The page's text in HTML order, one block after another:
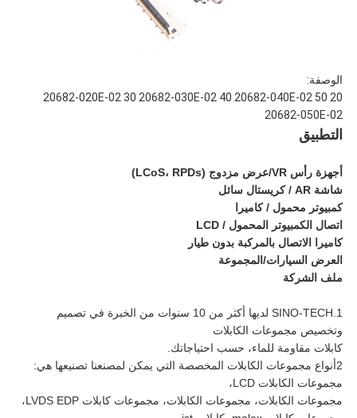
الوصفة:
20 20682-020E-02 30 20682-030E-02 40 20682-040E-02 50
20682-050E-02
التطبيق
أجهزة رأس VR/عرض مزدوج (LCoS، RPDs)
شاشة AR / كريستال سائل
كمبيوتر محمول / كاميرا
اتصال الكمبيوتر المحمول / LCD
كاميرا الاتصال بالمركبة بدون طيار
العرض السيارات/المجموعة
ملف الشركة
1.SINO-TECH لديها أكثر من 10 سنوات من الخبرة في تصميم
وتخصيص مجموعات الكابلات
كابلات مقاومة للماء، حسب احتياجاتك.
2أنواع مجموعات الكابلات المخصصة التي يمكن لمصنعنا تصنيعها هي:
مجموعات الكابلات LCD،
مجموعات الكابلات، مجموعات الكابلات، مجموعات كابلات LVDS EDP،